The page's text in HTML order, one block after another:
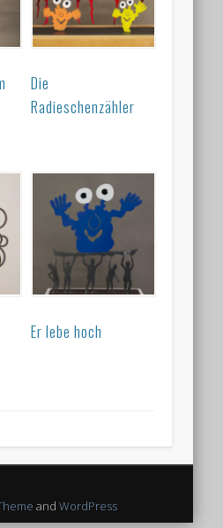
Die
Radieschenzähler
Er lebe hoch
and WordPress